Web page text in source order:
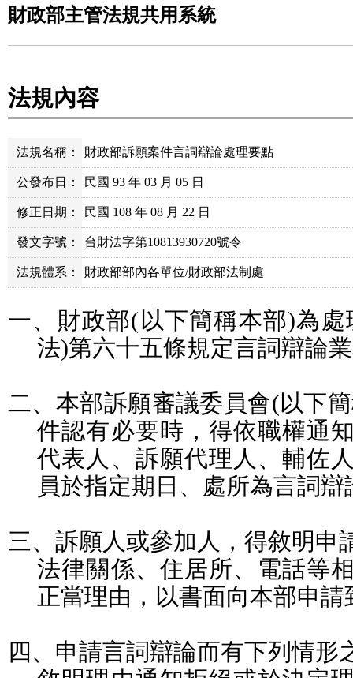
財政部主管法規共用系統
法規內容
法規名稱： 財政部訴願案件言詞辯論處理要點
公發布日： 民國 93 年 03 月 05 日
修正日期： 民國 108 年 08 月 22 日
發文字號： 台財法字第10813930720號令
法規體系： 財政部部內各單位/財政部法制處
一、財政部( 以下簡稱本部)為處
法)第六十五條規定言詞辯論
二、本部訴願審議委員會(以下
件認有必要時，得依職權通
代表人、訴願代理人、輔佐
員於指定期日、處所為言詞辯
三、訴願人或參加人，得敘明申
法律關係、住居所、電話等
正當理由，以書面向本部申
四、申請言詞辯論而有下列情形